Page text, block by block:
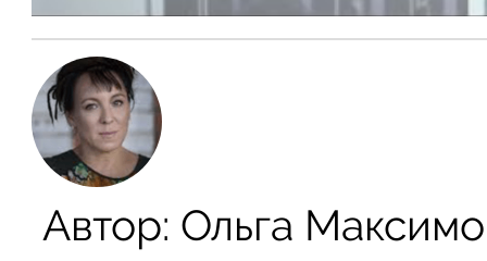
Автор: Ольга